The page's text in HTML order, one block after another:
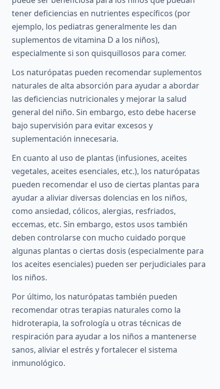
tener deficiencias en nutrientes específicos (por
ejemplo, los pediatras generalmente les dan
suplementos de vitamina D a los niños),
especialmente si son quisquillosos para comer.
Los naturópatas pueden recomendar suplementos
naturales de alta absorción para ayudar a abordar
las deficiencias nutricionales y mejorar la salud
general del niño. Sin embargo, esto debe hacerse
bajo supervisión para evitar excesos y
suplementación innecesaria.
En cuanto al uso de plantas (infusiones, aceites
vegetales, aceites esenciales, etc.), los naturópatas
pueden recomendar el uso de ciertas plantas para
ayudar a aliviar diversas dolencias en los niños,
como ansiedad, cólicos, alergias, resfriados,
eccemas, etc. Sin embargo, estos usos también
deben controlarse con mucho cuidado porque
algunas plantas o ciertas dosis (especialmente para
los aceites esenciales) pueden ser perjudiciales para
los niños.
Por último, los naturópatas también pueden
recomendar otras terapias naturales como la
hidroterapia, la sofrología u otras técnicas de
respiración para ayudar a los niños a mantenerse
sanos, aliviar el estrés y fortalecer el sistema
inmunológico.